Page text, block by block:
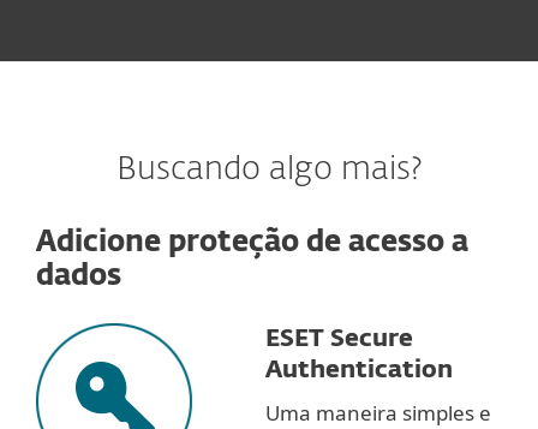
Buscando algo mais?
Adicione proteção de acesso a
dados
ESET Secure
Authentication
Uma maneira simples e